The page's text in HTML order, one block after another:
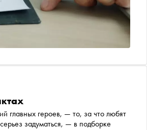
главных героев, — то, за что любят
задуматься, — в подборке